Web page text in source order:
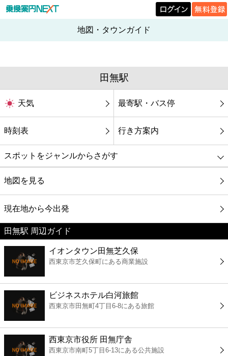
地図・タウンガイド
田無駅
天気 最寄駅・バス停
時刻表 行き方案内
スポットをジャンルからさがす
グルメ
映画
美容
コンビニ
薬局
スーパー
エンタメ
地図を見る
現在地から今出発
田無駅 周辺ガイド
イオンタウン田無芝久保
西東京市芝久保町にある商業施設
ビジネスホテル白河旅館
西東京市田無町4丁目6-8にある旅館
西東京市役所 田無庁舎
西東京市南町5丁目6-13にある公共施設